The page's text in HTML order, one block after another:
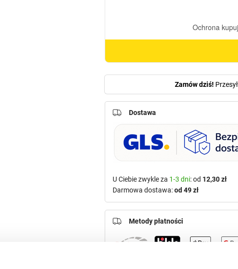
Dostawa
U Ciebie zwykle za 1-3 dni: od 12,30 zł
Darmowa dostawa:od 49 zł
Metody płatności
Zamów dziś!